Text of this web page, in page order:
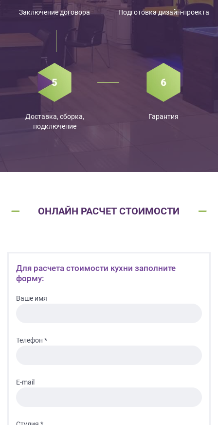
Подготовка дизайн-проекта
Заключение договора
Доставка, сборка,
подключение
Гарантия
ОНЛАЙН РАСЧЕТ СТОИМОСТИ
Для расчета стоимости кухни заполните
форму:
Ваше имя
Телефон *
E-mail